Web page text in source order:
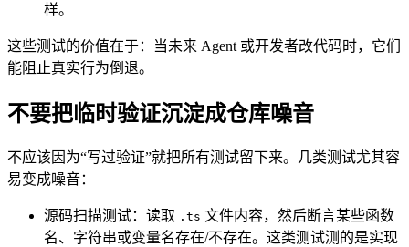
样。
这些测试的价值在于：当未来 Agent 或开发者改代码时，它们
能阻止真实行为倒退。
不要把临时验证沉淀成仓库噪音
不应该因为“写过验证”就把所有测试留下来。几类测试尤其容
易变成噪音：
源码扫描测试：读取 .ts 文件内容，然后断言某些函数
名、字符串或变量名存在/不存在。这类测试测的是实现